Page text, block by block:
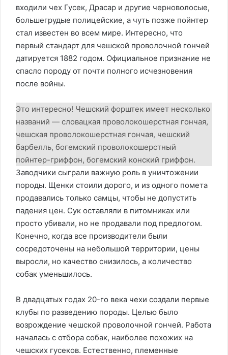
входили чех Гусек, Драсар и другие черноволосые,
большегрудые полицейские, а чуть позже пойнтер
стал известен во всем мире. Интересно, что
первый стандарт для чешской проволочной гончей
датируется 1882 годом. Официальное признание не
спасло породу от почти полного исчезновения
после войны.
Это интересно! Чешский форштек имеет несколько
названий — словацкая проволокошерстная гончая,
чешская проволокошерстная гончая, чешский
барбелль, богемский проволокошерстный
пойнтер-гриффон, богемский конский гриффон.
Заводчики сыграли важную роль в уничтожении
породы. Щенки стоили дорого, и из одного помета
продавались только самцы, чтобы не допустить
падения цен. Сук оставляли в питомниках или
просто убивали, но не продавали под предлогом.
Конечно, когда все производители были
сосредоточены на небольшой территории, цены
выросли, но качество снизилось, а количество
собак уменьшилось.
В двадцатых годах 20-го века чехи создали первые
клубы по разведению породы. Целью было
возрождение чешской проволочной гончей. Работа
началась с отбора собак, наиболее похожих на
чешских гусеков. Естественно, племенные